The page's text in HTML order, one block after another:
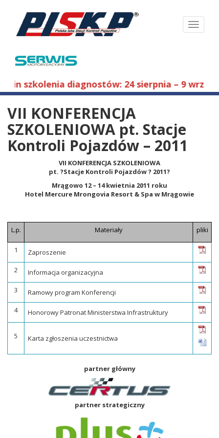
Toggle
szkolenia diagnostów: 24 sierpnia – 9
VII KONFERENCJA
SZKOLENIOWA pt. Stacje
Kontroli Pojazdów – 2011
VII KONFERENCJA SZKOLENIOWA
pt. ?Stacje Kontroli Pojazdów ? 2011?
Mrągowo 12 – 14 kwietnia 2011 roku
Hotel Mercure Mrongovia Resort & Spa w Mrągowie
L.p. Materiały pliki
1
Zaproszenie
2
Informacja organizacyjna
3
Ramowy program Konferencji
4
Honorowy Patronat Ministerstwa Infrastruktury
5 Karta zgłoszenia uczestnictwa
partner główny
partner strategiczny